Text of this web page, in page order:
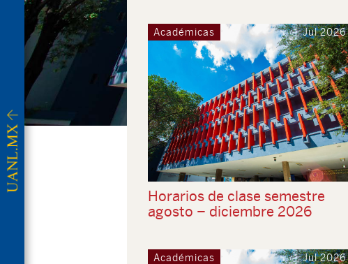
Académicas Jul 2026
Horarios de clase semestre
agosto – diciembre 2026
Académicas Jul 2026